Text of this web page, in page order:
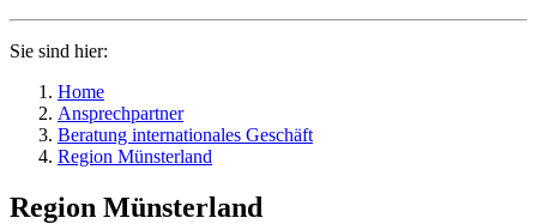
Sie sind hier:
Home
Ansprechpartner
Beratung internationales Geschäft
Region Münsterland
Region Münsterland